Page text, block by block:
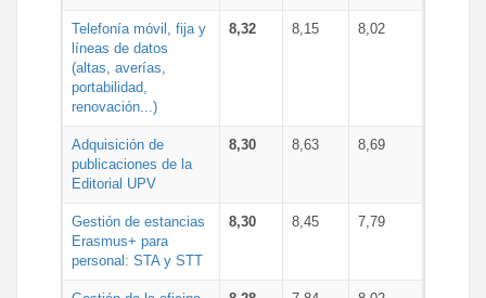
Telefonía móvil, fija y
líneas de datos
(altas, averías,
portabilidad,
renovación...)
8,32 8,15 8,02
Adquisición de
publicaciones de la
Editorial UPV
8,30 8,63 8,69
Gestión de estancias
Erasmus+ para
personal: STA y STT
8,30 8,45 7,79